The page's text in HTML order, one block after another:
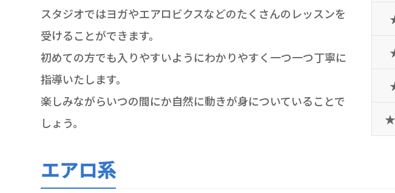
スタジオではヨガやエアロビクスなどのたくさんのレッスンを
受けることができます。
初めての方でも入りやすいようにわかりやすく一つ一つ丁寧に
指導いたします。
楽しみながらいつの間にか自然に動きが身についていることで
しょう。
エアロ系